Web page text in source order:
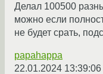
Делал 100500
можно если
не будет срать,
papahappa
22.01.2024